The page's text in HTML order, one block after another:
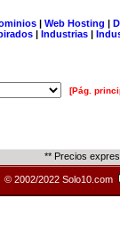
| Web Hosting |
| Industrias |
[Pág.
** Precios
© 2002/2022 Solo10.com